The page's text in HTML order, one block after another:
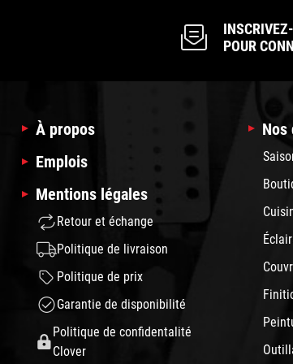
POUR
À propos
Emplois
Mentions légales
Retour et échange
Politique de livraison
Politique de prix
Garantie de disponibilité
Politique de confidentalité
Clover
Nos